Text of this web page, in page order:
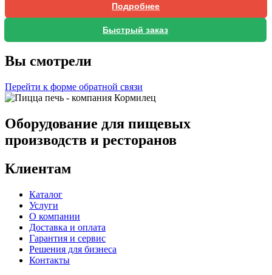
Подробнее
Быстрый заказ
Вы смотрели
Перейти к форме обратной связи
Оборудование для пищевых
производств и ресторанов
Клиентам
Каталог
Услуги
О компании
Доставка и оплата
Гарантия и сервис
Решения для бизнеса
Контакты